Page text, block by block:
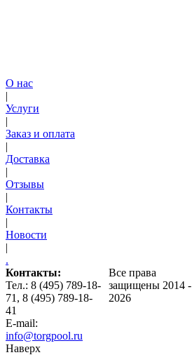
О нас
|
Услуги
|
Заказ и оплата
|
Доставка
|
Отзывы
|
Контакты
|
Новости
|
.
Контакты:
Тел.: 8 (495) 789-18-
71, 8 (495) 789-18-
41
E-mail:
info@torgpool.ru
Все права
защищены 2014 -
2026
Наверх